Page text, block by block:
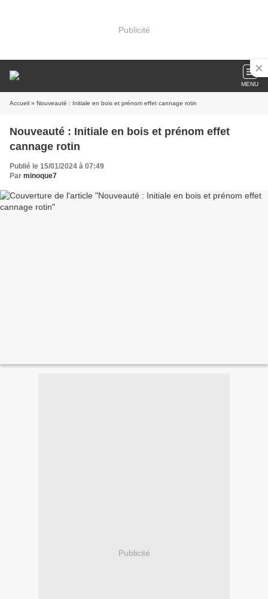
Publicité
MENU
Accueil » Nouveauté : Initiale en bois et prénom effet cannage rotin
Nouveauté : Initiale en bois et prénom effet
cannage rotin
Publié le 15/01/2024 à 07:49
Par minoque7
Publicité